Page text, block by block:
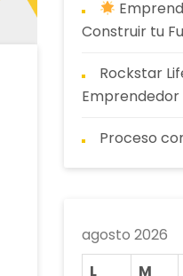
Construir tu
Rockstar
Emprendedor
Proceso
agosto 2026
L
M